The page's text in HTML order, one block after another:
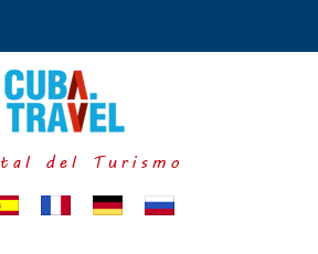
del Turismo